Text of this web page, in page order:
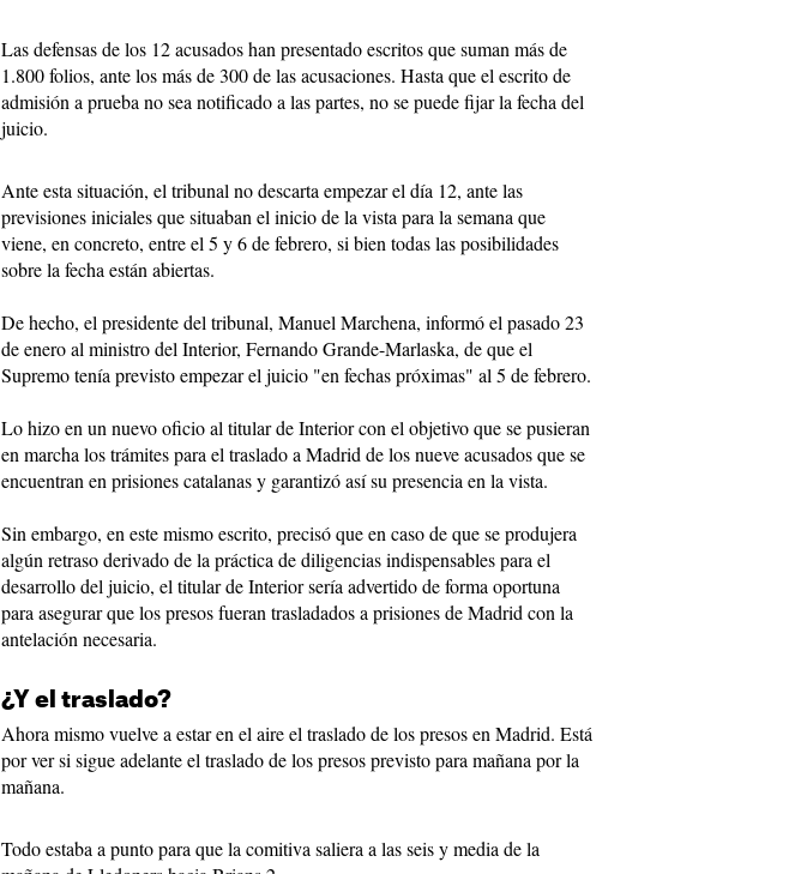
Las defensas de los 12 acusados han presentado escritos que suman más de
1.800 folios, ante los más de 300 de las acusaciones. Hasta que el escrito de
admisión a prueba no sea notificado a las partes, no se puede fijar la fecha del
juicio.
Ante esta situación, el tribunal no descarta empezar el día 12, ante las
previsiones iniciales que situaban el inicio de la vista para la semana que
viene, en concreto, entre el 5 y 6 de febrero, si bien todas las posibilidades
sobre la fecha están abiertas.
De hecho, el presidente del tribunal, Manuel Marchena, informó el pasado 23
de enero al ministro del Interior, Fernando Grande-Marlaska, de que el
Supremo tenía previsto empezar el juicio "en fechas próximas" al 5 de febrero.
Lo hizo en un nuevo oficio al titular de Interior con el objetivo que se pusieran
en marcha los trámites para el traslado a Madrid de los nueve acusados que se
encuentran en prisiones catalanas y garantizó así su presencia en la vista.
Sin embargo, en este mismo escrito, precisó que en caso de que se produjera
algún retraso derivado de la práctica de diligencias indispensables para el
desarrollo del juicio, el titular de Interior sería advertido de forma oportuna
para asegurar que los presos fueran trasladados a prisiones de Madrid con la
antelación necesaria.
¿Y el traslado?
Ahora mismo vuelve a estar en el aire el traslado de los presos en Madrid. Está
por ver si sigue adelante el traslado de los presos previsto para mañana por la
mañana.
Todo estaba a punto para que la comitiva saliera a las seis y media de la